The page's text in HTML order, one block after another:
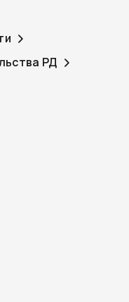
РД